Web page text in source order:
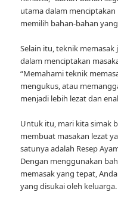
utama dalam
memilih bahan-bahan
Selain itu, teknik
dalam menciptakan
“Memahami teknik
mengukus, atau
menjadi lebih lezat dan
Untuk itu, mari kita simak
membuat masakan lezat
satunya adalah Resep
Dengan menggunakan
memasak yang tepat,
yang disukai oleh keluarga.